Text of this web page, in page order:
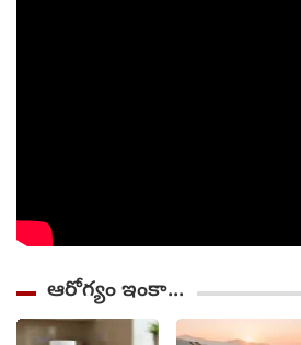
ఆరోగ్యం ఇంకా...